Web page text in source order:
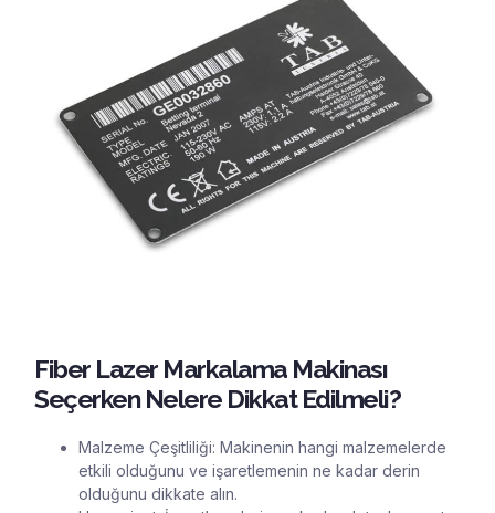
Fiber Lazer Markalama Makinası
Seçerken Nelere Dikkat Edilmeli?
Malzeme Çeşitliliği: Makinenin hangi malzemelerde
etkili olduğunu ve işaretlemenin ne kadar derin
olduğunu dikkate alın.